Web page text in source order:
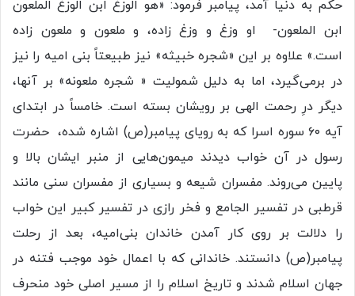
حکم به دنیا آمد، پیامبر فرمود: «هو الوزغ ابن الوزغ الملعون
ابن الملعون- او وزغ و وزغ زاده، و ملعون و ملعون زاده
است.» علاوه بر این «شجره خبیثه» نیز طبیعتاً بنی امیه را نیز
در برمی‌گیرد، اما به دلیل شمولیت « شجره ملعونه» بر آنها،
دیگر درِ رحمت الهی بر رویشان بسته است. خامساً در ابتدای
آیه ۶۰ سوره‌ اسرا که به رویای پیامبر(ص) اشاره شده، حضرت
رسول در آن خواب دیدند میمون‌هایی از منبر ایشان بالا و
پایین می‌روند. مفسران شیعه و بسیاری از مفسران سنی مانند
قرطبی در تفسیر الجامع و فخر رازی در تفسیر کبیر این خواب
را دلالت بر روی کار آمدن خاندان بنی‌امیه، بعد از رحلت
پیامبر(ص) دانستند. خاندانی که با اعمال خود موجب فتنه در
جهان اسلام شدند و تاریخ اسلام را از مسیر اصلی خود منحرف